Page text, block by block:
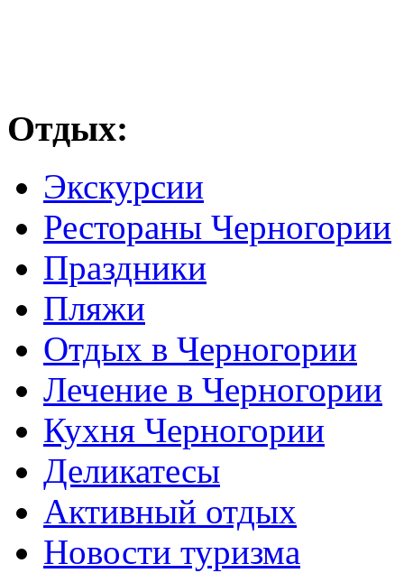
Отдых:
Экскурсии
Рестораны Черногории
Праздники
Пляжи
Отдых в Черногории
Лечение в Черногории
Кухня Черногории
Деликатесы
Активный отдых
Новости туризма